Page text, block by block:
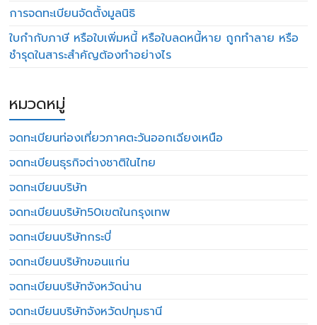
การจดทะเบียนจัดตั้งมูลนิธิ
ใบกำกับภาษี หรือใบเพิ่มหนี้ หรือใบลดหนี้หาย ถูกทำลาย หรือ
ชำรุดในสาระสำคัญต้องทำอย่างไร
หมวดหมู่
จดทะเบียนท่องเที่ยวภาคตะวันออกเฉียงเหนือ
จดทะเบียนธุรกิจต่างชาติในไทย
จดทะเบียนบริษัท
จดทะเบียนบริษัท50เขตในกรุงเทพ
จดทะเบียนบริษัทกระบี่
จดทะเบียนบริษัทขอนแก่น
จดทะเบียนบริษัทจังหวัดน่าน
จดทะเบียนบริษัทจังหวัดปทุมธานี